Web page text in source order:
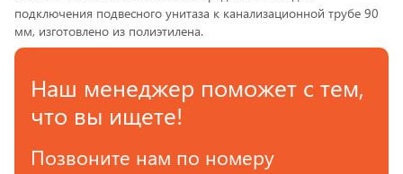
подключения подвесного унитаза к канализационной трубе 90
мм, изготовлено из полиэтилена.
Наш менеджер поможет с тем,
что вы ищете!
Позвоните нам по номеру